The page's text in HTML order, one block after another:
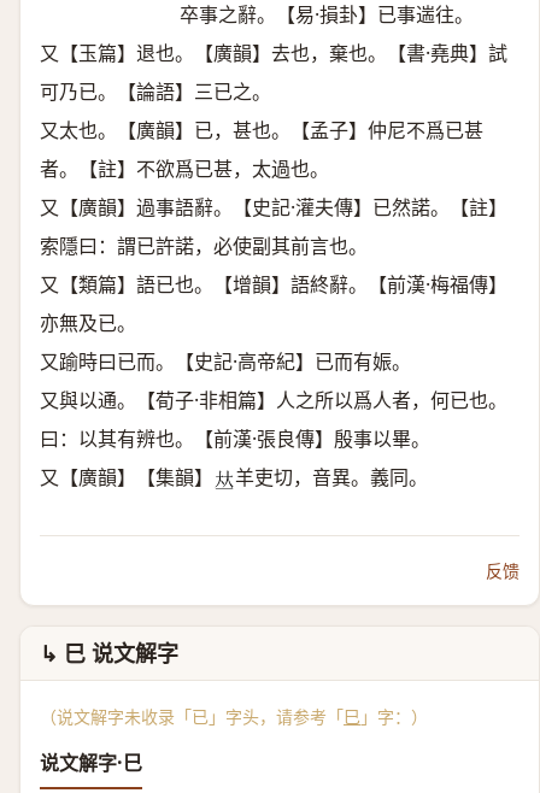
卒事之辭。【易·損卦】已事遄往。
又【玉篇】退也。【廣韻】去也，棄也。【書·堯典】試
可乃已。【論語】三已之。
又太也。【廣韻】已，甚也。【孟子】仲尼不爲已甚
者。【註】不欲爲已甚，太過也。
又【廣韻】過事語辭。【史記·灌夫傳】已然諾。【註】
索隱曰：謂已許諾，必使副其前言也。
又【類篇】語已也。【增韻】語終辭。【前漢·梅福傳】
亦無及已。
又踰時曰已而。【史記·高帝紀】已而有娠。
又與以通。【荀子·非相篇】人之所以爲人者，何已也。
曰：以其有辨也。【前漢·張良傳】殷事以畢。
又【廣韻】【集韻】 𠀤羊吏切，音異。義同。
反馈
↳ 巳 说文解字
（说文解字未收录「已」字头，请参考「巳 」字：）
说文解字·巳